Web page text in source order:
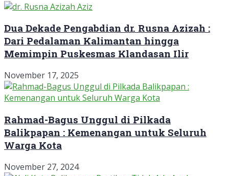
Dua Dekade Pengabdian dr. Rusna Azizah :
Dari Pedalaman Kalimantan hingga
Memimpin Puskesmas Klandasan Ilir
November 17, 2025
Rahmad-Bagus Unggul di Pilkada
Balikpapan : Kemenangan untuk Seluruh
Warga Kota
November 27, 2024